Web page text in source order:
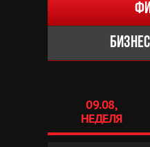
09.08,
НЕДЕЛЯ